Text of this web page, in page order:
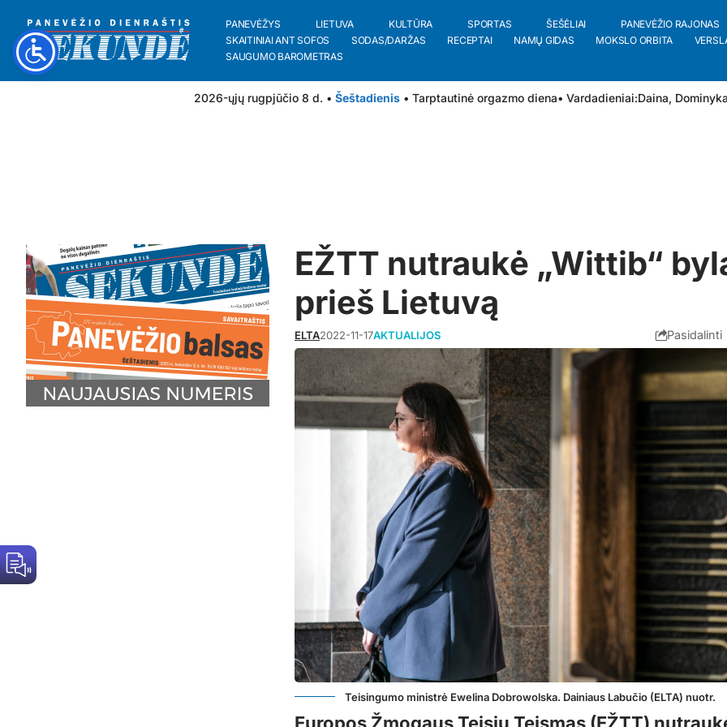
PANEVĖŽYS LIETUVA KULTŪRA SPORTAS ŠEŠĖLIAI
PANEVĖŽIO RAJONAS
SKAITINIAI ANT SOFOS
SODAS/DARŽAS RECEPTAI NAMŲ GIDAS MOKSLO ORBITA
SAUGUMO BAROMETRAS
2026-ųjų rugpjūčio 8 d. • Šeštadienis • Tarptautinė orgazmo diena• Vardadieniai:Daina,
EŽTT nutraukė „Wittib“
prieš Lietuvą
ELTA2022-11-17AKTUALIJOS Pasidalinti
Teisingumo ministrė Ewelina Dobrowolska. Dainiaus Labučio (ELTA) nuotr.